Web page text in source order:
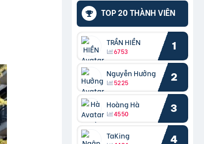
TOP 20 THÀNH VIÊN
TRẦN HIỀN
6753 1
Nguyễn Hưởng
5225 2
Hoàng Hà
4550 3
TaKing 4